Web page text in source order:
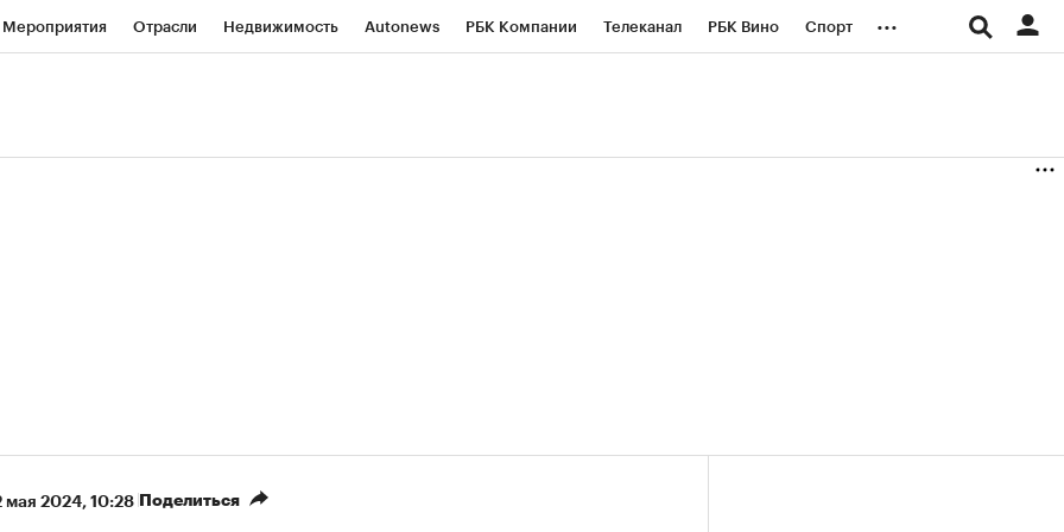
Мероприятия Отрасли Недвижимость Autonews РБК Компании Телеканал РБК Вино Спорт ...
мая 2024, 10:28 Поделиться